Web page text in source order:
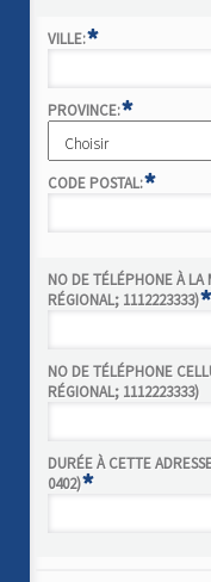
VILLE:*
PROVINCE:*
CODE POSTAL:*
NO DE TÉLÉPHONE À LA
RÉGIONAL; 1112223333)*
NO DE TÉLÉPHONE
RÉGIONAL; 1112223333)
DURÉE À CETTE
0402)*